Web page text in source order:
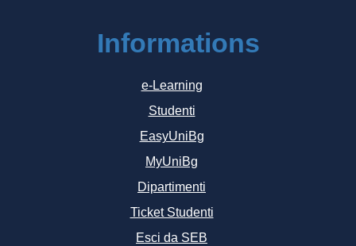
Informations
e-Learning
Studenti
EasyUniBg
MyUniBg
Dipartimenti
Ticket Studenti
Esci da SEB